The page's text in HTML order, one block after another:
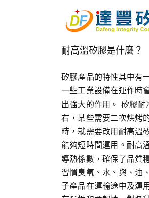
耐高溫矽膠是什麼？
矽膠產品的特性其中有
一些工業設備在運作時
出強大的作用。 矽膠
右，某些需要二次烘烤
時，就需要改用耐高
能夠短時間運用。耐高
導熱係數，確保了品質
習慣臭氧、水、與、油
子產品在運輸途中及運